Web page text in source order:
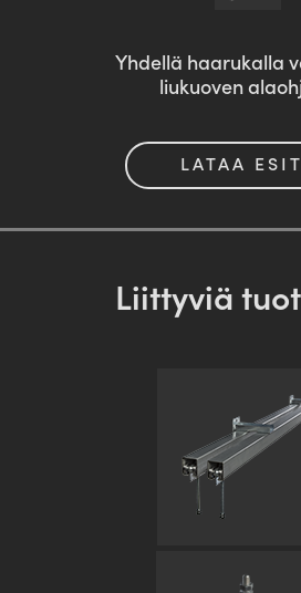
Yhdellä haarukalla
liukuoven
LATAA
Liittyviä